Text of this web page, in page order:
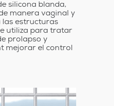
silicona blanda,
manera vaginal y
estructuras
utiliza para tratar
prolapso y
mejorar el control